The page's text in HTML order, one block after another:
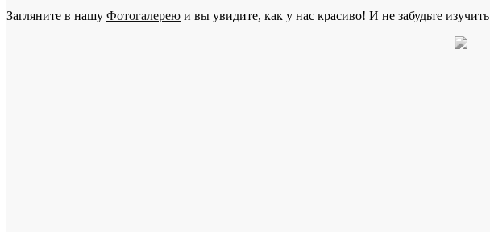
Загляните в нашу Фотогалерею и вы увидите, как у нас красиво! И не забудьте изучить